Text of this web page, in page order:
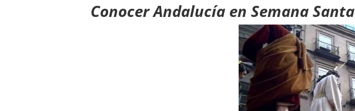
Conocer Andalucía en Semana Santa